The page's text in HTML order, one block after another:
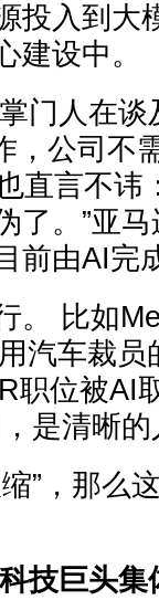
投入到大
建设中。
门人在谈
，公司不
直言不讳
了。 ”亚
前由AI完
。
比如
汽车裁员
职位被AI
，是清晰
”，那么
技巨头集